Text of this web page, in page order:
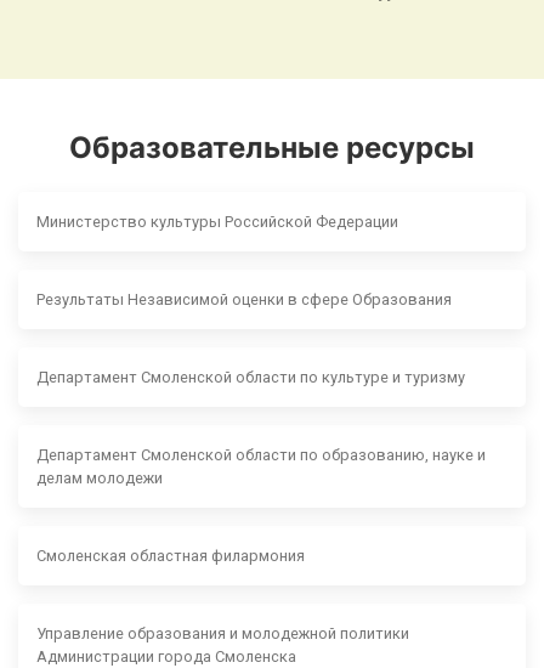
Образовательные ресурсы
Министерство культуры Российской Федерации
Результаты Независимой оценки в сфере Образования
Департамент Смоленской области по культуре и туризму
Департамент Смоленской области по образованию, науке и
делам молодежи
Смоленская областная филармония
Управление образования и молодежной политики
Администрации города Смоленска